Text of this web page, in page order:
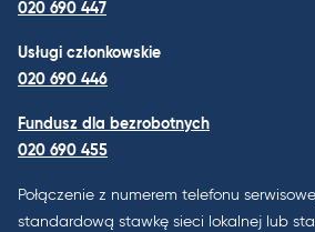
020 690 447
Usługi członkowskie
020 690 446
Fundusz dla bezrobotnych
020 690 455
Połączenie z numerem telefonu
standardową stawkę sieci lokalnej lub